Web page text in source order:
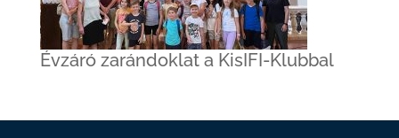
Évzáró zarándoklat a KisIFI-Klubbal